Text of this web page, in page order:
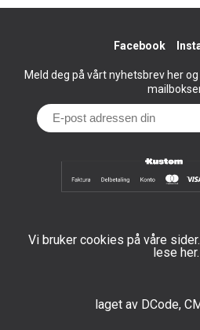
Facebook
Meld deg på vårt nyhetsbrev her
Vi bruker cookies på våre
lese her.
laget av DCode,